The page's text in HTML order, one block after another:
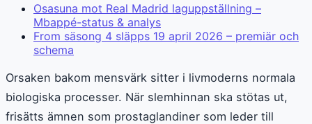
Osasuna mot Real Madrid laguppställning –
Mbappé-status & analys
From säsong 4 släpps 19 april 2026 – premiär och
schema
Orsaken bakom mensvärk sitter i livmoderns normala
biologiska processer. När slemhinnan ska stötas ut,
frisätts ämnen som prostaglandiner som leder till